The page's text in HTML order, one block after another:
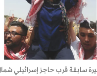
سابقة قرب حاجز إسرائيلي